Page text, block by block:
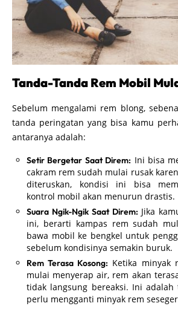
Tanda-Tanda Rem Mobil
Sebelum mengalami rem blong,
tanda peringatan yang bisa kamu
antaranya adalah:
Setir Bergetar Saat Direm: Ini bisa
cakram rem sudah mulai rusak
diteruskan, kondisi ini bisa
kontrol mobil akan menurun drastis.
Suara Ngik-Ngik Saat Direm: Jika
ini, berarti kampas rem sudah
bawa mobil ke bengkel untuk
sebelum kondisinya semakin buruk.
Rem Terasa Kosong: Ketika minyak
mulai menyerap air, rem akan
tidak langsung bereaksi. Ini adalah
perlu mengganti minyak rem